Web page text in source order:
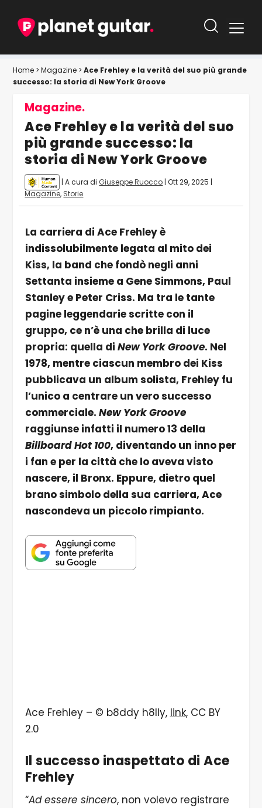
Home >Magazine >Ace Frehley e la verità del suo più grande
successo: la storia di New York Groove
Magazine.
Ace Frehley e la verità del suo
più grande successo: la
storia di New York Groove
| A cura di Giuseppe Ruocco |Ott 29, 2025 |
Magazine, Storie
La carriera di Ace Frehley è
indissolubilmente legata al mito dei
Kiss, la band che fondò negli anni
Settanta insieme a Gene Simmons, Paul
Stanley e Peter Criss. Ma tra le tante
pagine leggendarie scritte con il
gruppo, ce n’è una che brilla di luce
propria: quella di New York Groove. Nel
1978, mentre ciascun membro dei Kiss
pubblicava un album solista, Frehley fu
l’unico a centrare un vero successo
commerciale. New York Groove
raggiunse infatti il numero 13 della
Billboard Hot 100, diventando un inno per
i fan e per la città che lo aveva visto
nascere, il Bronx. Eppure, dietro quel
brano simbolo della sua carriera, Ace
nascondeva un piccolo rimpianto.
Ace Frehley – © b8ddy h8lly, link, CC BY
2.0
Il successo inaspettato di Ace
Frehley
“Ad essere sincero, non volevo registrare